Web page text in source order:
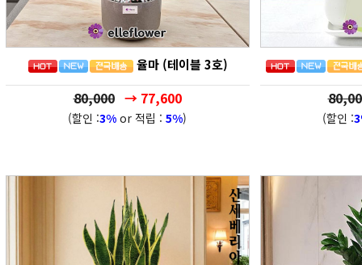
율마 (테이블 3호)
80,000 → 77,600
(할인 :3% or 적립 : 5%) (할인 :